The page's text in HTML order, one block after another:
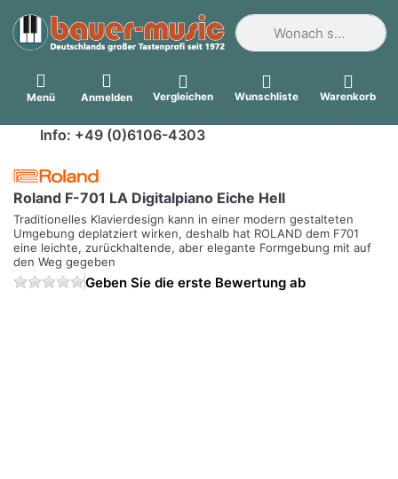
Geben Sie einen
Menü Anmelden Vergleichen Wunschliste Warenkorb
Info: +49 (0)6106-4303
Roland F-701 LA Digitalpiano Eiche Hell
Traditionelles Klavierdesign kann in einer modern gestalteten
Umgebung deplatziert wirken, deshalb hat ROLAND dem F701
eine leichte, zurückhaltende, aber elegante Formgebung mit auf
den Weg gegeben
Geben Sie die erste Bewertung ab